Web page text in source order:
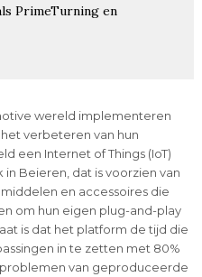
PrimeTurning en
wereld implementeren
verbeteren van hun
een Internet of Things (IoT)
Beieren, dat is voorzien van
en accessoires die
om hun eigen plug-and-play
is dat het platform de tijd die
in te zetten met 80%
van geproduceerde